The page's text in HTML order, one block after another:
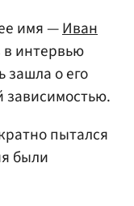
имя —Иван
в интервью
зашла о его
зависимостью.
пытался
были